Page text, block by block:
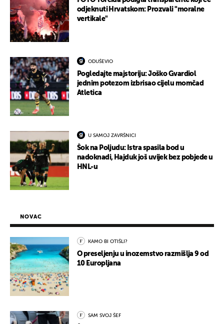
odjeknuti Hrvatskom: Prozvali "moralne
vertikale"
ODUŠEVIO
Pogledajte majstoriju: Joško Gvardiol
jednim potezom izbrisao cijelu momčad
Atletica
U SAMOJ ZAVRŠNICI
Šok na Poljudu: Istra spasila bod u
nadoknadi, Hajduk još uvijek bez pobjede u
HNL-u
NOVAC
KAMO BI OTIŠLI?
O preseljenju u inozemstvo razmišlja 9 od
10 Europljana
SAM SVOJ ŠEF